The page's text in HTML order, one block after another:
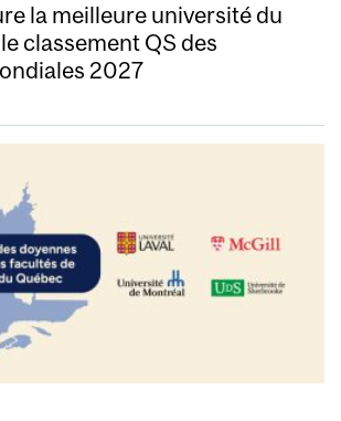
la meilleure université du
classement QS des
2027